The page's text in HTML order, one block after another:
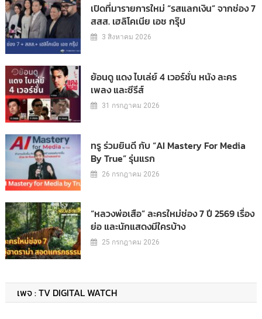
เปิดที่มารายการใหม่ “รสแลกเงิน” จากช่อง 7
สสส. เฮลิโคเนีย เอช กรุ๊ป
3 สิงหาคม 2026
ย้อนดู แดง ไบเล่ย์ 4 เวอร์ชั่น หนัง ละคร
เพลง และซีรีส์
31 กรกฎาคม 2026
ทรู ร่วมยินดี กับ “AI Mastery For Media
By True” รุ่นแรก
26 กรกฎาคม 2026
“หลวงพ่อเสือ” ละครใหม่ช่อง 7 ปี 2569 เรื่อง
ย่อ และนักแสดงมีใครบ้าง
25 กรกฎาคม 2026
เพจ : TV DIGITAL WATCH